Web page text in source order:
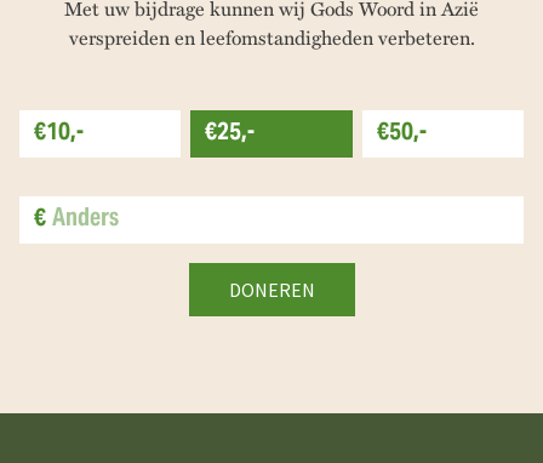
Met uw bijdrage kunnen wij Gods Woord in Azië
verspreiden en leefomstandigheden verbeteren.
€10,- €25,-
€50,-
€